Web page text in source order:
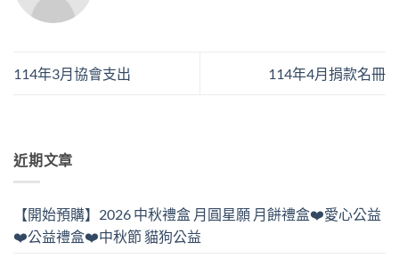
114年3月協會支出 114年4月捐款名冊
近期文章
【開始預購】2026 中秋禮盒 月圓星願 月餅禮盒❤️愛心公益
❤️公益禮盒❤️中秋節 貓狗公益